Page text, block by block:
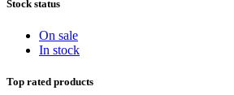
Stock status
On sale
In stock
Top rated products